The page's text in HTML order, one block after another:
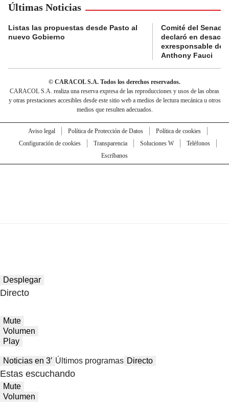
Últimas Noticias
Listas las propuestas desde Pasto al
nuevo Gobierno
Comité del Senado
declaró en
exresponsable de
Anthony Fauci
© CARACOL S.A. Todos los derechos reservados.
CARACOL S.A. realiza una reserva expresa de las reproducciones y usos de las obras
y otras prestaciones accesibles desde este sitio web a medios de lectura mecánica u otros
medios que resulten adecuados.
Aviso legal Política de Protección de Datos
Política de cookies
Configuración de cookies
Transparencia Soluciones W
Teléfonos
Escríbanos
Desplegar
Directo
Mute
Volumen
Play
Noticias en 3′ Últimos programas Directo
Estas escuchando
Mute
Volumen